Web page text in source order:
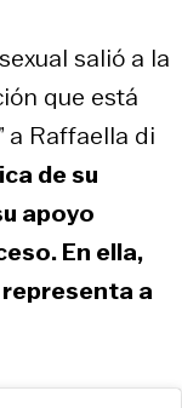
salió a la
que está
a Raffaella di
de su
apoyo
En ella,
a